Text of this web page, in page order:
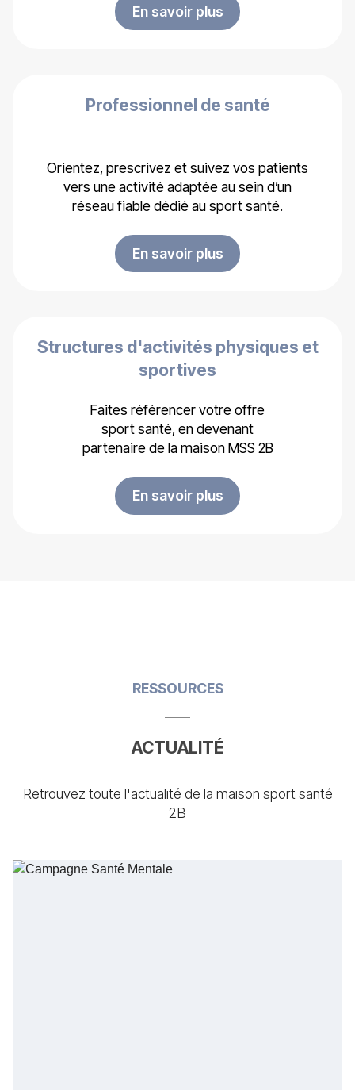
En savoir plus
Professionnel de santé
Orientez, prescrivez et suivez vos patients
vers une activité adaptée au sein d’un
réseau fiable dédié au sport santé.
En savoir plus
Structures d'activités physiques et
sportives
Faites référencer votre offre
sport santé, en devenant
partenaire de la maison MSS 2B
En savoir plus
RESSOURCES
ACTUALITÉ
Retrouvez toute l'actualité de la maison sport santé
2B